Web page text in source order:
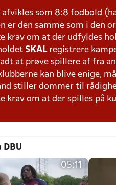
afvikles som 8:8 fodbold
er den samme som i den
krav om at der udfyldes
SKAL registrere
at prøve spillere af fra
kan blive enige,
stiller dommer til
krav om at der spilles på
DBU
05:11